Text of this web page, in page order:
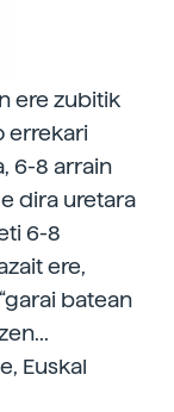
ere zubitik
errekari
6-8 arrain
dira uretara
6-8
ere,
batean
Euskal